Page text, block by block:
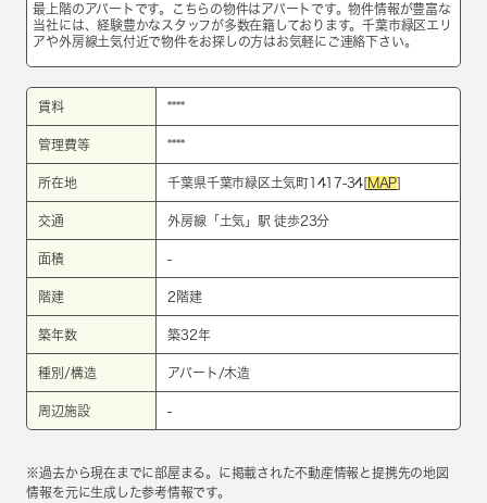
最上階のアパートです。こちらの物件はアパートです。物件情報が豊富な
当社には、経験豊かなスタッフが多数在籍しております。千葉市緑区エリ
アや外房線土気付近で物件をお探しの方はお気軽にご連絡下さい。
賃料 ****
管理費等 ****
所在地 千葉県千葉市緑区土気町1417-34[ MAP
交通 外房線 「 土気 」駅 徒歩23分
面積 -
階建 2階建
築年数 築32年
種別/構造 アパート/木造
周辺施設 -
※過去から現在までに部屋まる。に掲載された不動産情報と提携先の地図
情報を元に生成した参考情報です。